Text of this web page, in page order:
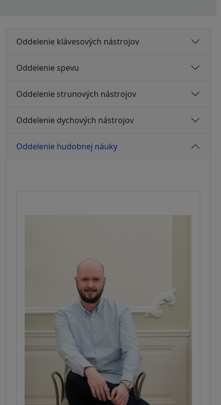
Oddelenie klávesových nástrojov
Oddelenie spevu
Oddelenie strunových nástrojov
Oddelenie dychových nástrojov
Oddelenie hudobnej náuky